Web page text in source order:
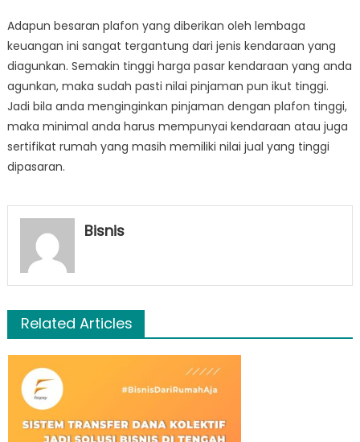
Adapun besaran plafon yang diberikan oleh lembaga
keuangan ini sangat tergantung dari jenis kendaraan yang
diagunkan. Semakin tinggi harga pasar kendaraan yang anda
agunkan, maka sudah pasti nilai pinjaman pun ikut tinggi.
Jadi bila anda menginginkan pinjaman dengan plafon tinggi,
maka minimal anda harus mempunyai kendaraan atau juga
sertifikat rumah yang masih memiliki nilai jual yang tinggi
dipasaran.
Bisnis
Related Articles